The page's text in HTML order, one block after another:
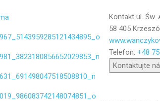
Kontakt ul. Św.
58 405
Telefon: +48
Kontaktujte
Poslat